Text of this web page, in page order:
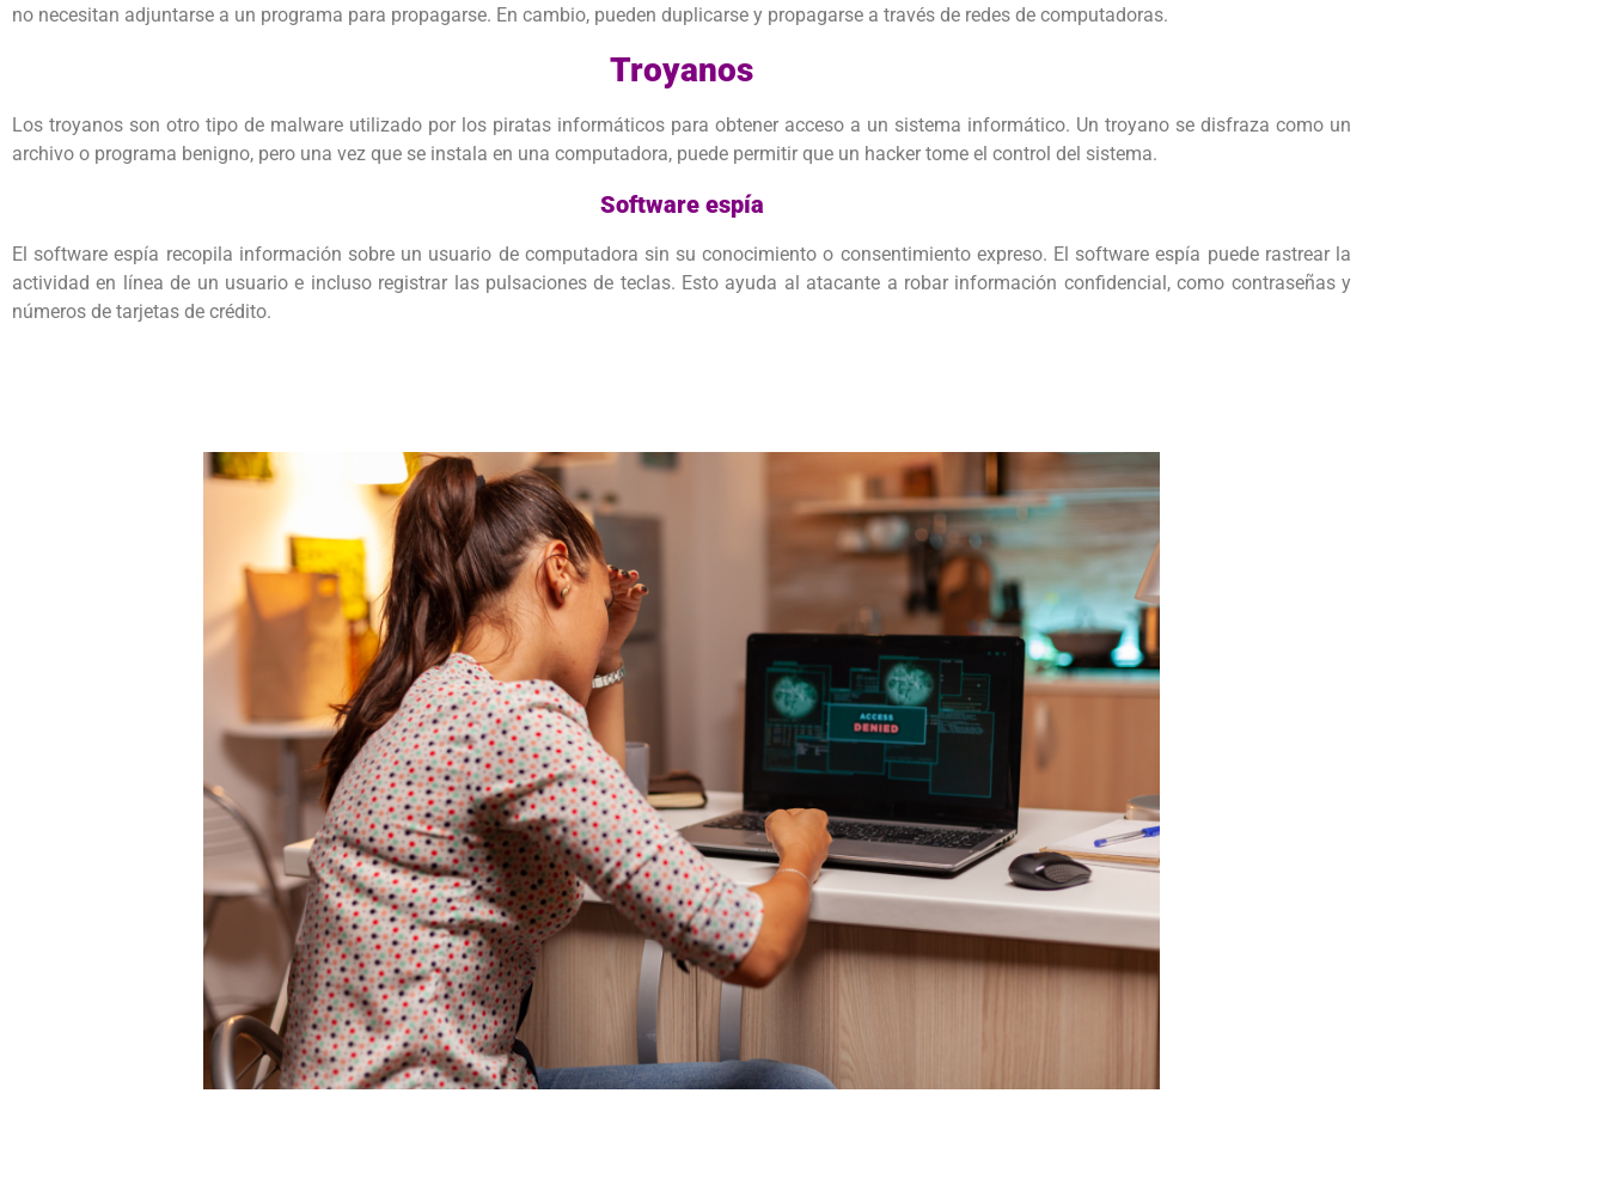
no necesitan adjuntarse a un programa para propagarse. En cambio, pueden duplicarse y propagarse a través de redes de computadoras.
Troyanos
Los troyanos son otro tipo de malware utilizado por los piratas informáticos para obtener acceso a un sistema informático. Un troyano se disfraza como un
archivo o programa benigno, pero una vez que se instala en una computadora, puede permitir que un hacker tome el control del sistema.
Software espía
El software espía recopila información sobre un usuario de computadora sin su conocimiento o consentimiento expreso. El software espía puede rastrear la
actividad en línea de un usuario e incluso registrar las pulsaciones de teclas. Esto ayuda al atacante a robar información confidencial, como contraseñas y
números de tarjetas de crédito.